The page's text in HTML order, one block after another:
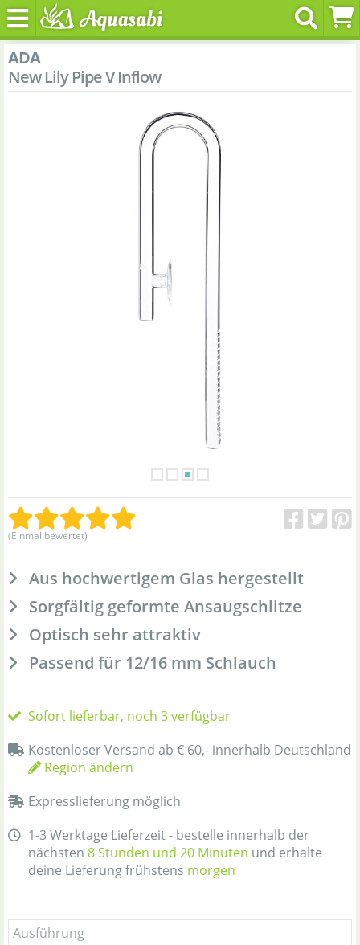
ADA
New Lily Pipe V Inflow
(Einmal bewertet)
Aus hochwertigem Glas hergestellt
Sorgfältig geformte Ansaugschlitze
Optisch sehr attraktiv
Passend für 12/16 mm Schlauch
Sofort lieferbar, noch 3 verfügbar
Kostenloser Versand ab € 60,- innerhalb Deutschland
Region ändern
Expresslieferung möglich
1-3 Werktage Lieferzeit - bestelle innerhalb der
nächsten 8 Stunden und 20 Minuten und erhalte
deine Lieferung frühstens morgen
Ausführung